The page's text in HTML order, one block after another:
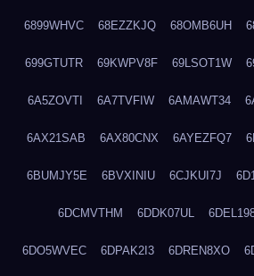
6899WHVC 68EZZKJQ 68OMB6UH
699GTUTR 69KWPV8F 69LSOT1W
6A5ZOVTI 6A7TVFIW 6AMAWT34
6AX21SAB 6AX80CNX 6AYEZFQ7
6BUMJY5E 6BVXINIU 6CJKUI7J
6DCMVTHM 6DDK07UL
6DO5WVEC 6DPAK2I3 6DREN8XO